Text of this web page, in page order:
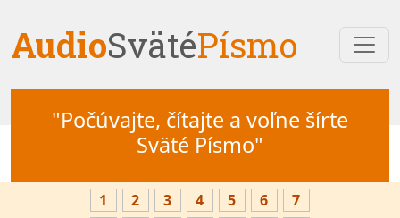
AudioSvätéPísmo
"Počúvajte, čítajte a voľne šírte
Sväté Písmo"
1 2 3 4 5 6
7